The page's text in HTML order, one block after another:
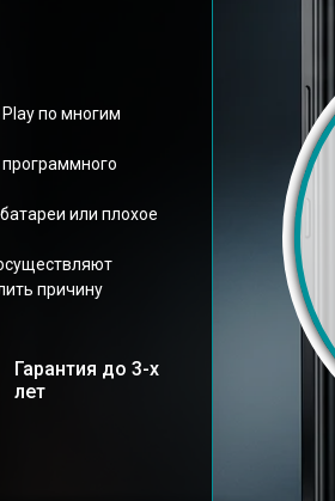
по многим
или плохое
причину
Гарантия до 3-х
лет